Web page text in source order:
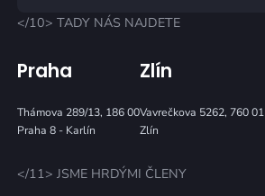
</10> TADY NÁS NAJDETE
Praha
Thámova 289/13, 186 00
Praha 8 - Karlín
Zlín
Vavrečkova 5262, 760 01
Zlín
</11> JSME HRDÝMI ČLENY